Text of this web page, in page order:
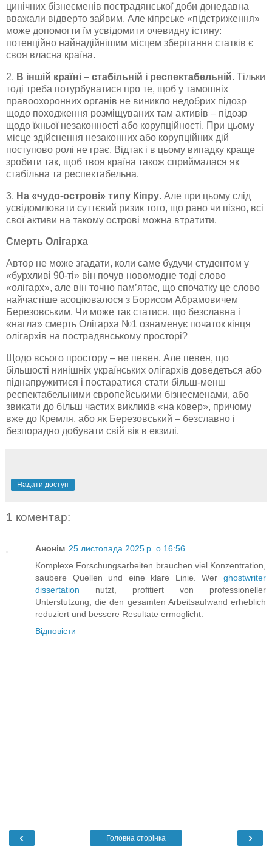
цинічних бізнесменів пострадянської доби донедавна
вважали відверто зайвим. Але кіпрське «підстриження»
може допомогти їм усвідомити очевидну істину:
потенційно найнадійнішим місцем зберігання статків є
своя власна країна.
2. В іншій країні – стабільній і респектабельній. Тільки
тоді треба потурбуватися про те, щоб у тамошніх
правоохоронних органів не виникло недобрих підозр
щодо походження розміщуваних там активів – підозр
щодо їхньої незаконності або корупційності. При цьому
місце здійснення незаконних або корупційних дій
поступово ролі не грає. Відтак і в цьому випадку краще
зробити так, щоб твоя країна також сприймалася як
стабільна та респектабельна.
3. На «чудо-острові» типу Кіпру. Але при цьому слід
усвідомлювати суттєвий ризик того, що рано чи пізно, всі
свої активи на такому острові можна втратити.
Смерть Олігарха
Автор не може згадати, коли саме будучи студентом у
«бурхливі 90-ті» він почув новомодне тоді слово
«олігарх», але він точно пам’ятає, що спочатку це слово
найчастіше асоціювалося з Борисом Абрамовичем
Березовським. Чи може так статися, що безславна і
«нагла» смерть Олігарха №1 ознаменує початок кінця
олігархів на пострадянському просторі?
Щодо всього простору – не певен. Але певен, що
більшості нинішніх українських олігархів доведеться або
піднапружитися і постаратися стати більш-менш
респектабельними європейськими бізнесменами, або
звикати до більш частих викликів «на ковер», причому
вже до Кремля, або як Березовський – безславно і
безпорадно добувати свій вік в екзилі.
Надати доступ
1 коментар:
Анонім 25 листопада 2025 р. о 16:56
Komplexe Forschungsarbeiten brauchen viel Konzentration,
saubere Quellen und eine klare Linie. Wer ghostwriter
dissertation nutzt, profitiert von professioneller
Unterstutzung, die den gesamten Arbeitsaufwand erheblich
reduziert und bessere Resultate ermoglicht.
Відповісти
‹ ›
Головна сторінка